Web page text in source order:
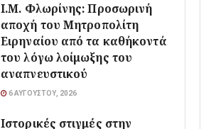
Ι.Μ. Φλωρίνης: Προσωρινή
αποχή του Μητροπολίτη
Ειρηναίου από τα καθήκοντά
του λόγω λοίμωξης του
αναπνευστικού
6 ΑΥΓΟΎΣΤΟΥ, 2026
Ιστορικές στιγμές στην